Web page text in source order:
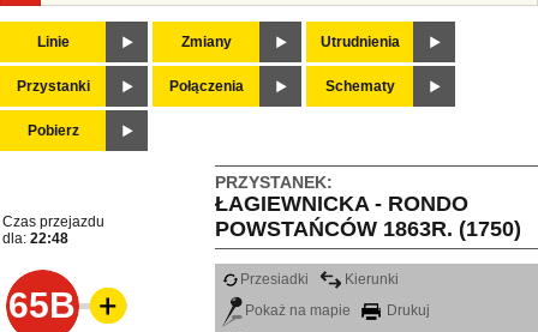
Linie Zmiany Utrudnienia
Przystanki Połączenia Schematy
Pobierz
PRZYSTANEK:
ŁAGIEWNICKA - RONDO
POWSTAŃCÓW 1863R. (1750)
Czas przejazdu
dla: 22:48
65B
Przesiadki
Kierunki
Pokaż na mapie
Drukuj